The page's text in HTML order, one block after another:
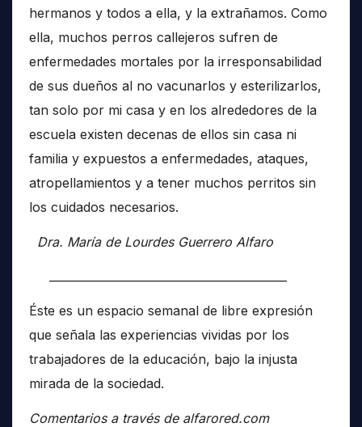
hermanos y todos a ella, y la extrañamos. Como
ella, muchos perros callejeros sufren de
enfermedades mortales por la irresponsabilidad
de sus dueños al no vacunarlos y esterilizarlos,
tan solo por mi casa y en los alrededores de la
escuela existen decenas de ellos sin casa ni
familia y expuestos a enfermedades, ataques,
atropellamientos y a tener muchos perritos sin
los cuidados necesarios.
Dra. María de Lourdes Guerrero Alfaro
Éste es un espacio semanal de libre expresión
que señala las experiencias vividas por los
trabajadores de la educación, bajo la injusta
mirada de la sociedad.
Comentarios a través de alfarored.com